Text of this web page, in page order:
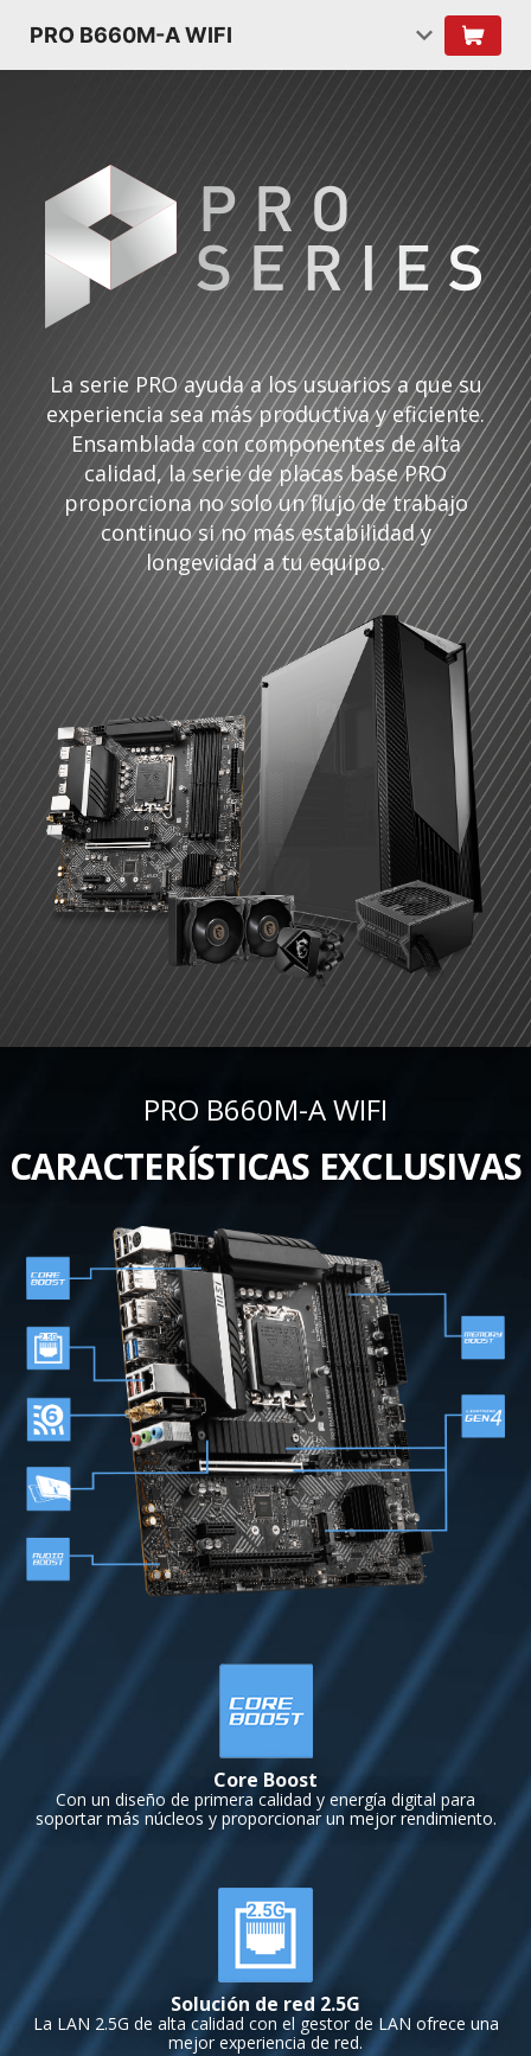
PRO B660M-A WIFI
La serie PRO ayuda a los usuarios a que su
experiencia sea más productiva y eficiente.
Ensamblada con componentes de alta
calidad, la serie de placas base PRO
proporciona no solo un flujo de trabajo
continuo si no más estabilidad y
longevidad a tu equipo.
PRO B660M-A WIFI
CARACTERÍSTICAS EXCLUSIVAS
Core Boost
Con un diseño de primera calidad y energía digital para
soportar más núcleos y proporcionar un mejor rendimiento.
Solución de red 2.5G
La LAN 2.5G de alta calidad con el gestor de LAN ofrece una
mejor experiencia de red.